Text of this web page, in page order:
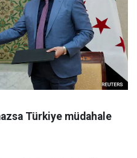
Türkiye müdahale